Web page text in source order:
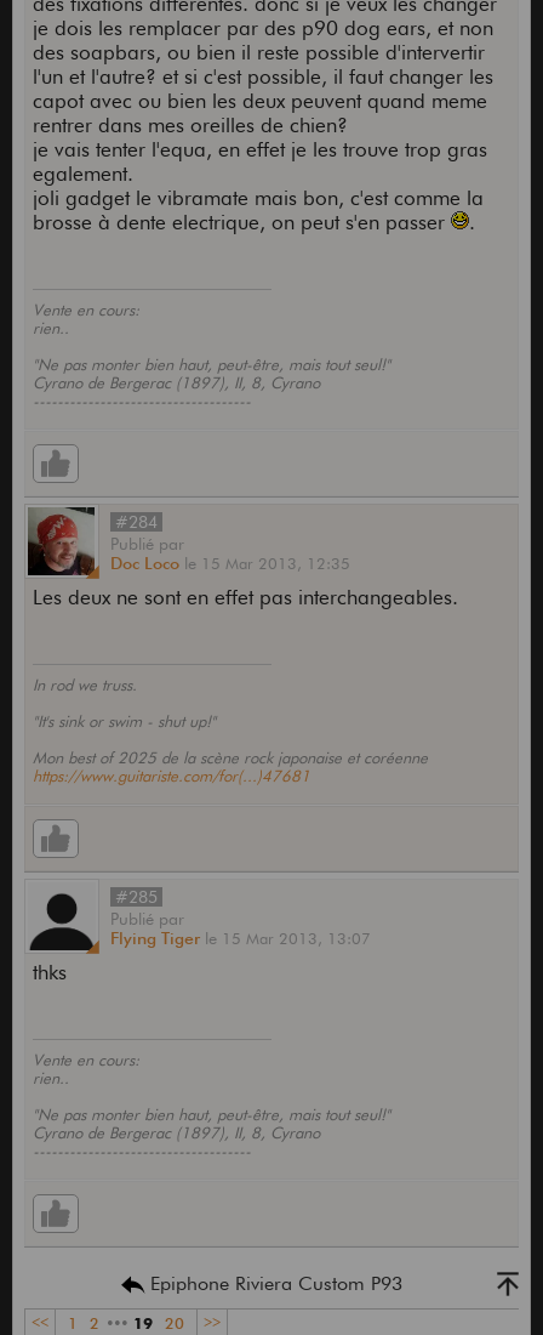
je dois les remplacer par des p90 dog ears, et non
des soapbars, ou bien il reste possible d'intervertir
l'un et l'autre? et si c'est possible, il faut changer les
capot avec ou bien les deux peuvent quand meme
rentrer dans mes oreilles de chien?
je vais tenter l'equa, en effet je les trouve trop gras
egalement.
joli gadget le vibramate mais bon, c'est comme la
brosse à dente electrique, on peut s'en passer
.
Vente en cours:
rien..
"Ne pas monter bien haut, peut-être, mais tout seul!"
Cyrano de Bergerac (1897), II, 8, Cyrano
------------------------------------
#284
Publié par
Doc Loco le 15 Mar 2013, 12:35
Les deux ne sont en effet pas interchangeables.
In rod we truss.
"It's sink or swim - shut up!"
Mon best of 2025 de la scène rock japonaise et coréenne
https://www.guitariste.com/for(...)47681
#285
Publié par
Flying Tiger le 15 Mar 2013, 13:07
thks
Vente en cours:
rien..
"Ne pas monter bien haut, peut-être, mais tout seul!"
Cyrano de Bergerac (1897), II, 8, Cyrano
------------------------------------
Epiphone Riviera Custom P93
<< 1 2 ••• 19 20 >>